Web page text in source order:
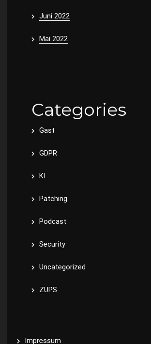
Juni 2022
Mai 2022
Categories
Gast
GDPR
KI
Patching
Podcast
Security
Uncategorized
ZUPS
Impressum